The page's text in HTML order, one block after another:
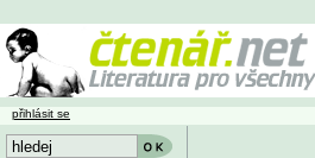
přihlásit se